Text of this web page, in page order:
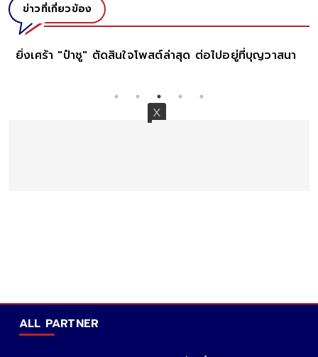
ข่าวที่เกี่ยวข้อง
ยิ่งเศร้า "ป๋าชู" ตัดสินใจโพสต์ล่าสุด ต่อไปอยู่ที่บุญวาสนา
ALL PARTNER